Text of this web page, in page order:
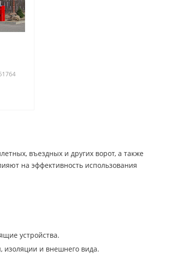
въездных и других ворот, а также
на эффективность использования
устройства.
изоляции и внешнего вида.